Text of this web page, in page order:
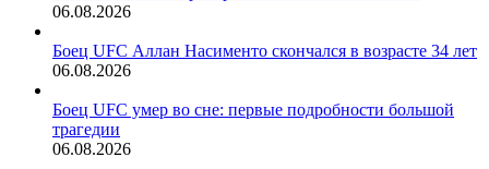
06.08.2026
Боец UFC Аллан Насименто скончался в возрасте 34 лет
06.08.2026
Боец UFC умер во сне: первые подробности большой
трагедии
06.08.2026